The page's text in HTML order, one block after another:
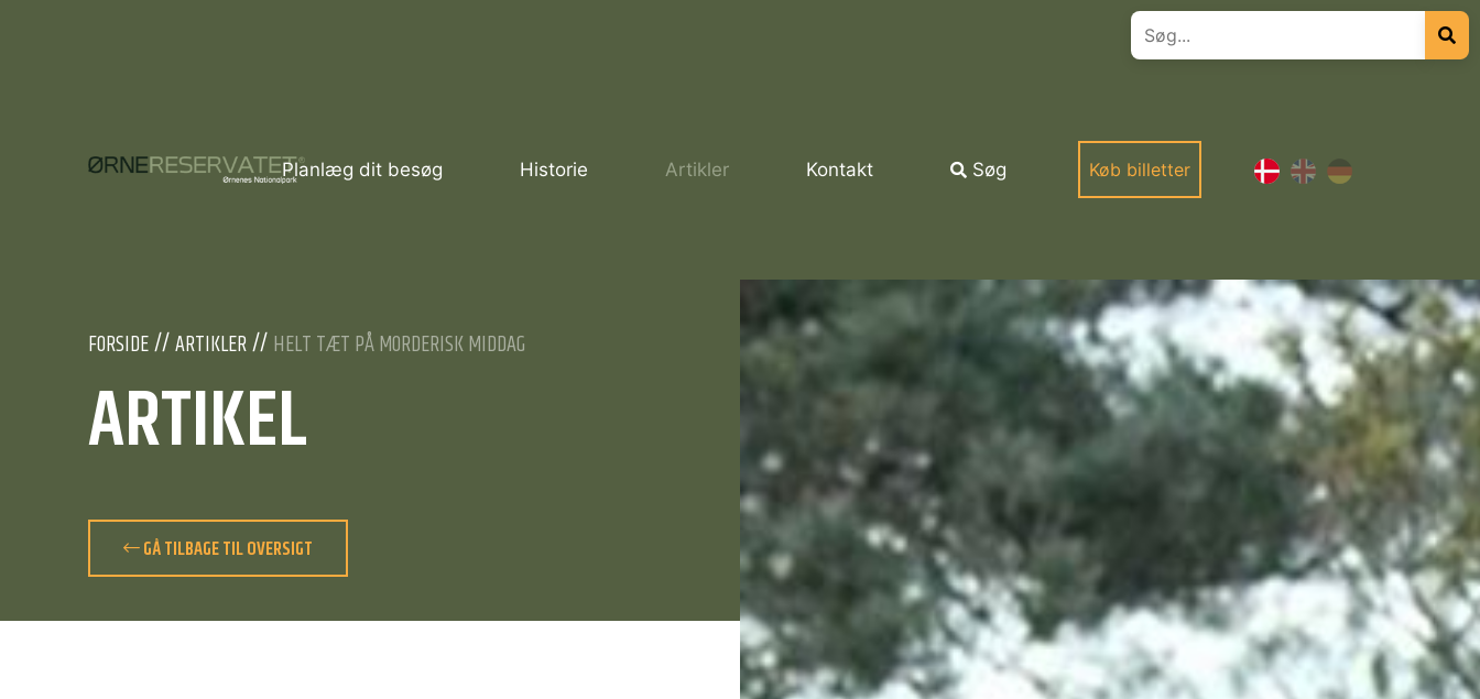
Planlæg dit besøg Historie Artikler Kontakt Søg Køb billetter
FORSIDE ARTIKLER HELT TÆT PÅ MORDERISK MIDDAG
ARTIKEL
GÅ TILBAGE TIL OVERSIGT